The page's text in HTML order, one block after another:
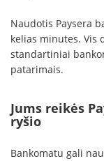
Naudotis Paysera
kelias minutes. Vis
standartiniai
patarimais.
Jums reikės
ryšio
Bankomatu gali